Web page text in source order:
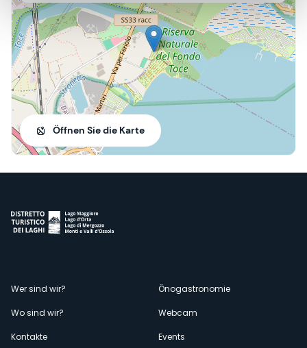
Öffnen Sie die Karte
Menù
secondario
Wer sind wir?
Wo sind wir?
Kontakte
Önogastronomie
Webcam
Events